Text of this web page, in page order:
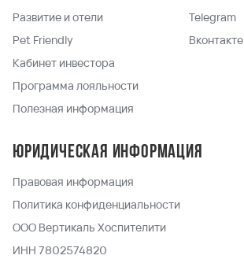
Развитие и отели
Pet Friendly
Кабинет инвестора
Программа лояльности
Полезная информация
Telegram
Вконтакте
Юридическая информация
Правовая информация
Политика конфиденциальности
ООО Вертикаль Хоспителити
ИНН 7802574820